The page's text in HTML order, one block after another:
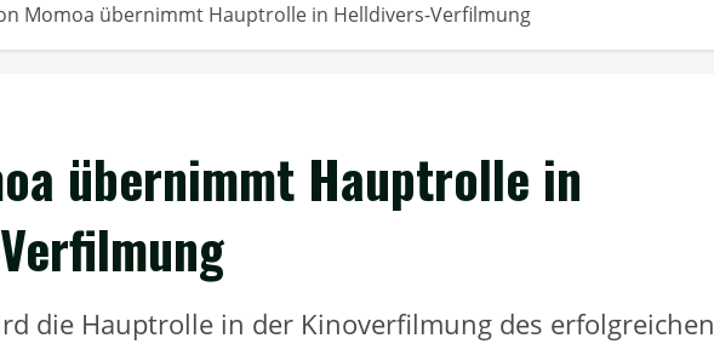
Momoa übernimmt Hauptrolle in Helldivers-Verfilmung
übernimmt Hauptrolle in
die Hauptrolle in der Kinoverfilmung des erfolgreichen